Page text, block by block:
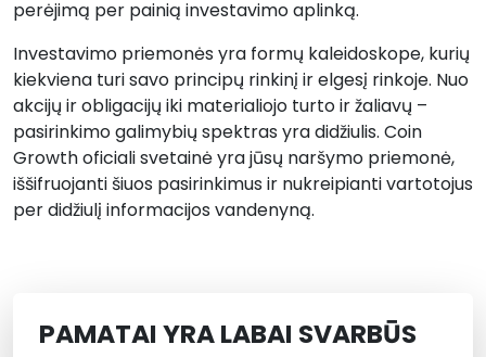
perėjimą per painią investavimo aplinką.
Investavimo priemonės yra formų kaleidoskope, kurių
kiekviena turi savo principų rinkinį ir elgesį rinkoje. Nuo
akcijų ir obligacijų iki materialiojo turto ir žaliavų –
pasirinkimo galimybių spektras yra didžiulis. Coin
Growth oficiali svetainė yra jūsų naršymo priemonė,
iššifruojanti šiuos pasirinkimus ir nukreipianti vartotojus
per didžiulį informacijos vandenyną.
PAMATAI YRA LABAI SVARBŪS